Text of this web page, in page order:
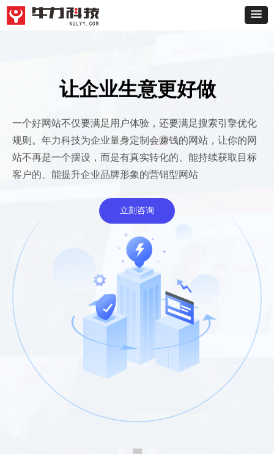
让企业生意更好做
一个好网站不仅要满足用户体验，还要满足搜索引擎优化
规则。年力科技为企业量身定制会赚钱的网站，让你的网
站不再是一个摆设，而是有真实转化的、能持续获取目标
客户的、能提升企业品牌形象的营销型网站
立刻咨询